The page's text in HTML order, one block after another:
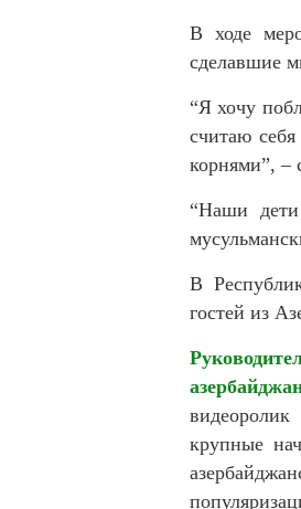
В ходе
сделавшие
“Я хочу
считаю
корнями”, –
“Наши дети
В
гостей из
крупные